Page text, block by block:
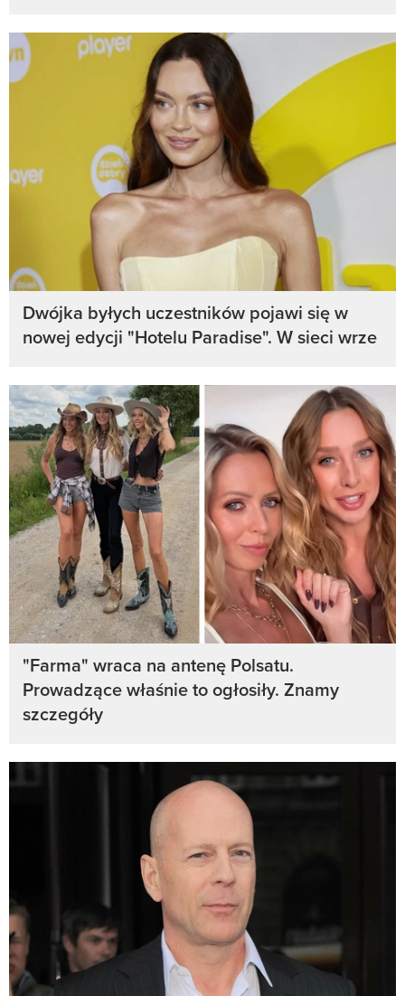
Dwójka byłych uczestników pojawi się w
nowej edycji "Hotelu Paradise". W sieci wrze
"Farma" wraca na antenę Polsatu.
Prowadzące właśnie to ogłosiły. Znamy
szczegóły